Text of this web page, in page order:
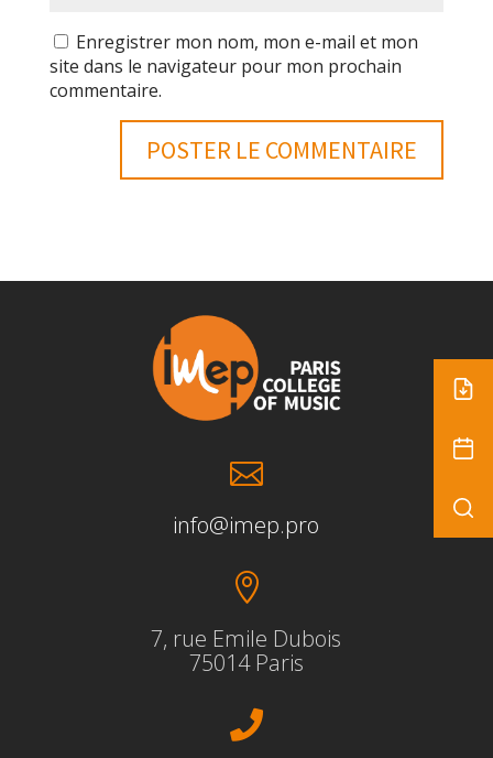
Enregistrer mon nom, mon e-mail et mon
site dans le navigateur pour mon prochain
commentaire.

info@imep.pro

7, rue Emile Dubois
75014 Paris
